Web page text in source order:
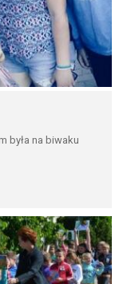
była na biwaku